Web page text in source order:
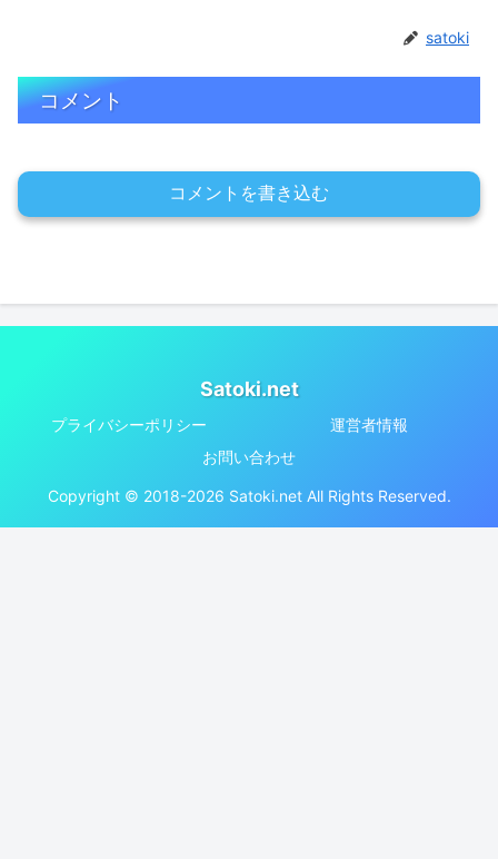
satoki
コメント
コメントを書き込む
Satoki.net
プライバシーポリシー
運営者情報
お問い合わせ
Copyright © 2018-2026 Satoki.net All Rights Reserved.